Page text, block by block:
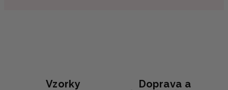
Vzorky
Doprava a